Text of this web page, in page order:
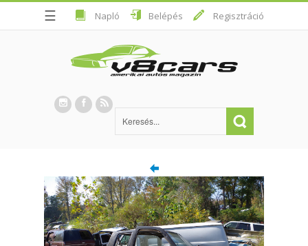
☰ Napló Belépés Regisztráció